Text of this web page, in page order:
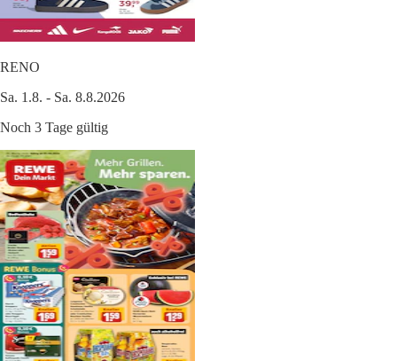
RENO
Sa. 1.8. - Sa. 8.8.2026
Noch 3 Tage gültig